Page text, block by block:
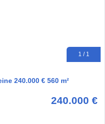
1 / 1
240.000 € 560 m²
240.000 €